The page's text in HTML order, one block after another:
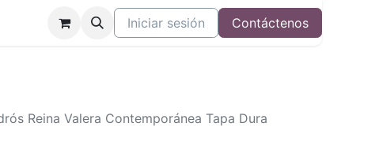
Iniciar sesión Contáctenos
Reina Valera Contemporánea Tapa Dura